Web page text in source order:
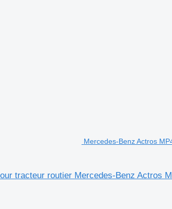
Mercedes-Benz Actros
tracteur routier Mercedes-Benz Actros